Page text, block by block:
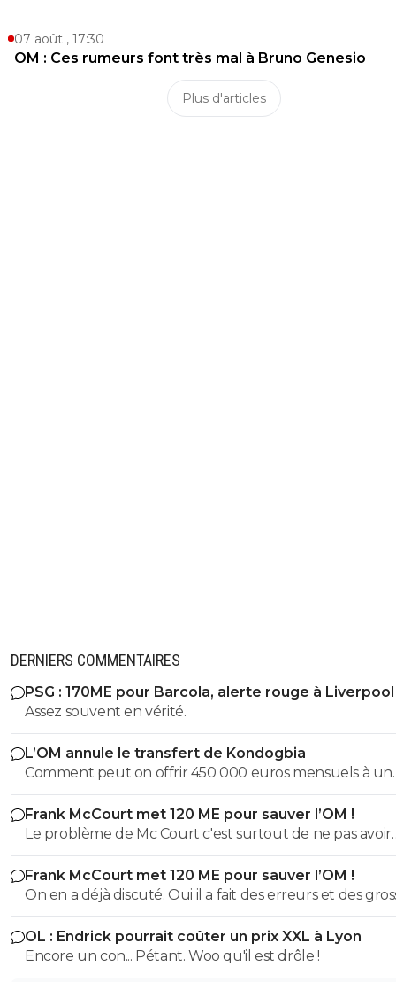
07 août , 17:30
OM : Ces rumeurs font très mal à Bruno Genesio
Plus d'articles
DERNIERS COMMENTAIRES
PSG : 170ME pour Barcola, alerte rouge à Liverpool
Assez souvent en vérité.
L’OM annule le transfert de Kondogbia
Comment peut on offrir 450 000 euros mensuels à un
joueur trop souvent blessé et qui est somme toute
son âge??? Kondogbia doit partir il n'est plus d'aucun
pour cette équipe.
Frank McCourt met 120 ME pour sauver l’OM !
Le problème de Mc Court c'est surtout de ne pas avoir
contrôlé Longoria et Benatia dans leur folie de
y a un responsable à cette situation c'est bien lui.
Frank McCourt met 120 ME pour sauver l’OM !
On en a déjà discuté. Oui il a fait des erreurs et des
Strootman et Kondogbia pour les plus marquantes)
comment tu veux exister en ligue 1 et en europe sans
des coups? Il a fait un gros pari la saison dernière et si
OL : Endrick pourrait coûter un prix XXL à Lyon
Encore un con... Pétant. Woo qu'il est drôle !